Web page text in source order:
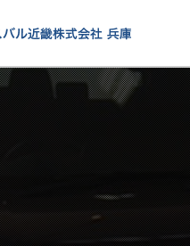
店舗情報 店
地域でさがす
地図でさがす
カーラインアップ
カーラインアップ一覧
乗用車
軽自動車
メンテナンス・サー
メンテナンス・サービスト
車検・定期点検をする
カーケアをする